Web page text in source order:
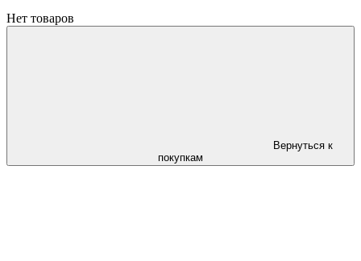
Нет товаров
Вернуться к
покупкам